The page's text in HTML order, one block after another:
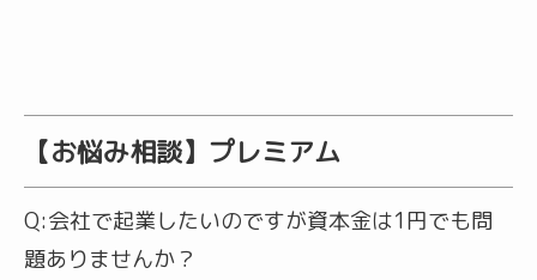
【お悩み相談】プレミアム
Q:会社で起業したいのですが資本金は1円でも問
題ありませんか？